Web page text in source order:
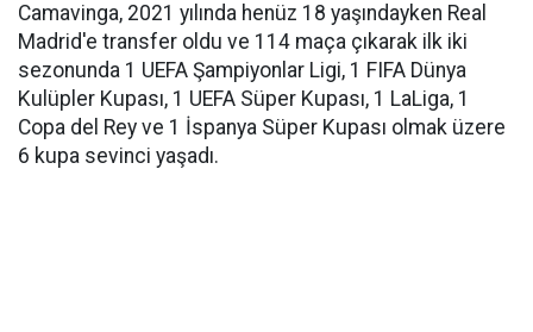
Camavinga, 2021 yılında henüz 18 yaşındayken Real
Madrid'e transfer oldu ve 114 maça çıkarak ilk iki
sezonunda 1 UEFA Şampiyonlar Ligi, 1 FIFA Dünya
Kulüpler Kupası, 1 UEFA Süper Kupası, 1 LaLiga, 1
Copa del Rey ve 1 İspanya Süper Kupası olmak üzere
6 kupa sevinci yaşadı.